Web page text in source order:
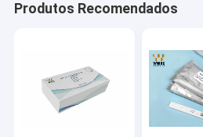
Produtos Recomendados